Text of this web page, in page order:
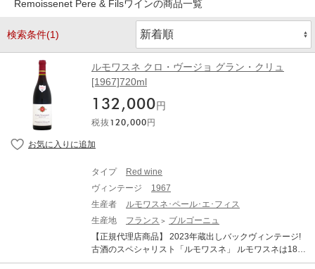
Remoissenet Pere & Filsワインの商品一覧
検索条件(1)
ルモワスネ クロ・ヴージョ グラン・クリュ
[1967]720ml
132,000 円
税抜 120,000 円
タイプ
Red wine
ヴィンテージ
1967
生産者
ルモワスネ･ペール･エ･フィス
生産地
フランス
ブルゴーニュ
【正規代理店商品】 2023年蔵出しバックヴィンテージ!
古酒のスペシャリスト「ルモワスネ」 ルモワスネは1877
年設立のネゴシアン。年代物の古酒は大量のストックを